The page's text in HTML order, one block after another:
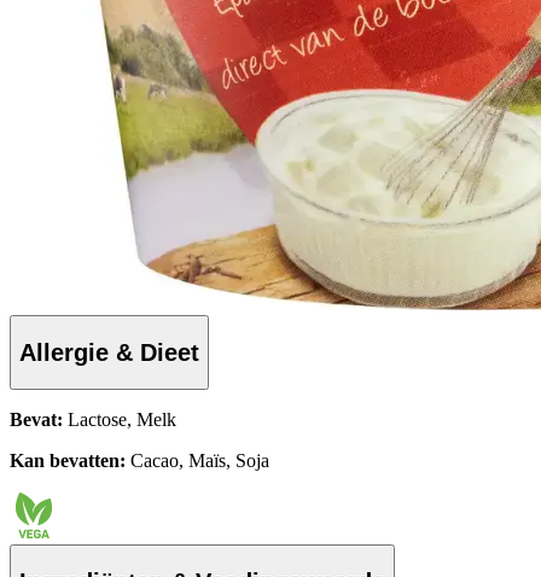
Allergie & Dieet
Bevat: Lactose, Melk
Kan bevatten: Cacao, Maïs, Soja